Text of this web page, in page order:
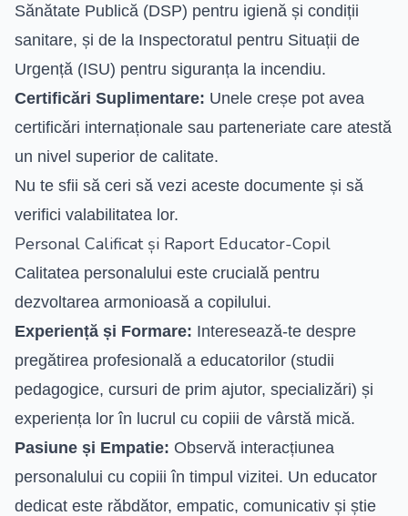
Sănătate Publică (DSP) pentru igienă și condiții
sanitare, și de la Inspectoratul pentru Situații de
Urgență (ISU) pentru siguranța la incendiu.
Certificări Suplimentare: Unele creșe pot avea
certificări internaționale sau parteneriate care atestă
un nivel superior de calitate.
Nu te sfii să ceri să vezi aceste documente și să
verifici valabilitatea lor.
Personal Calificat și Raport Educator-Copil
Calitatea personalului este crucială pentru
dezvoltarea armonioasă a copilului.
Experiență și Formare: Interesează-te despre
pregătirea profesională a educatorilor (studii
pedagogice, cursuri de prim ajutor, specializări) și
experiența lor în lucrul cu copiii de vârstă mică.
Pasiune și Empatie: Observă interacțiunea
personalului cu copiii în timpul vizitei. Un educator
dedicat este răbdător, empatic, comunicativ și știe